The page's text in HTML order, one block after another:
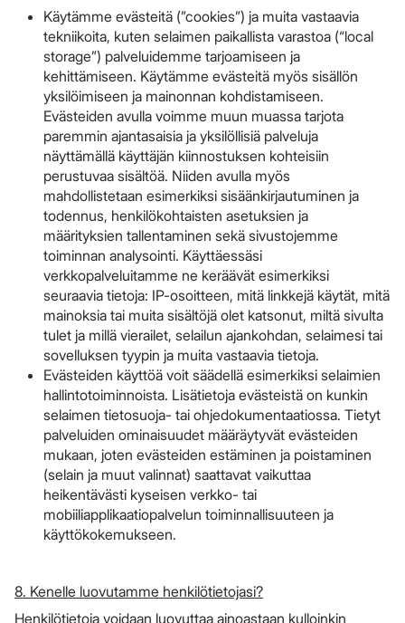
Käytämme evästeitä (”cookies”) ja muita vastaavia
tekniikoita, kuten selaimen paikallista varastoa (“local
storage”) palveluidemme tarjoamiseen ja
kehittämiseen. Käytämme evästeitä myös sisällön
yksilöimiseen ja mainonnan kohdistamiseen.
Evästeiden avulla voimme muun muassa tarjota
paremmin ajantasaisia ja yksilöllisiä palveluja
näyttämällä käyttäjän kiinnostuksen kohteisiin
perustuvaa sisältöä. Niiden avulla myös
mahdollistetaan esimerkiksi sisäänkirjautuminen ja
todennus, henkilökohtaisten asetuksien ja
määrityksien tallentaminen sekä sivustojemme
toiminnan analysointi. Käyttäessäsi
verkkopalveluitamme ne keräävät esimerkiksi
seuraavia tietoja: IP-osoitteen, mitä linkkejä käytät, mitä
mainoksia tai muita sisältöjä olet katsonut, miltä sivulta
tulet ja millä vierailet, selailun ajankohdan, selaimesi tai
sovelluksen tyypin ja muita vastaavia tietoja.
Evästeiden käyttöä voit säädellä esimerkiksi selaimien
hallintotoiminnoista. Lisätietoja evästeistä on kunkin
selaimen tietosuoja- tai ohjedokumentaatiossa. Tietyt
palveluiden ominaisuudet määräytyvät evästeiden
mukaan, joten evästeiden estäminen ja poistaminen
(selain ja muut valinnat) saattavat vaikuttaa
heikentävästi kyseisen verkko- tai
mobiiliapplikaatiopalvelun toiminnallisuuteen ja
käyttökokemukseen.​​​​​​​
8. Kenelle luovutamme henkilötietojasi?
Henkilötietoja voidaan luovuttaa ainoastaan kulloinkin